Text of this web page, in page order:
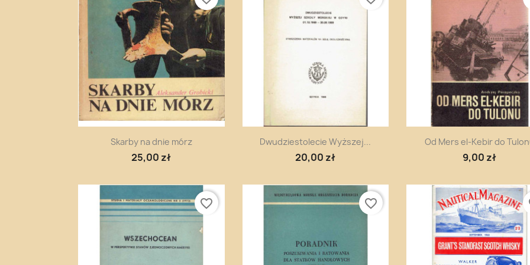
Szybki podgląd
Skarby na dnie mórz
25,00 zł
Szybki podgląd
Dwudziestolecie Wyższej...
20,00 zł
Szybki podgląd
Od Mers el-Kebir do
9,00 zł
favorite_border favorite_border